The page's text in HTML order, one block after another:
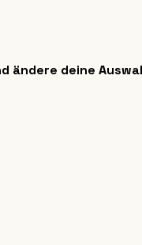
ändere deine